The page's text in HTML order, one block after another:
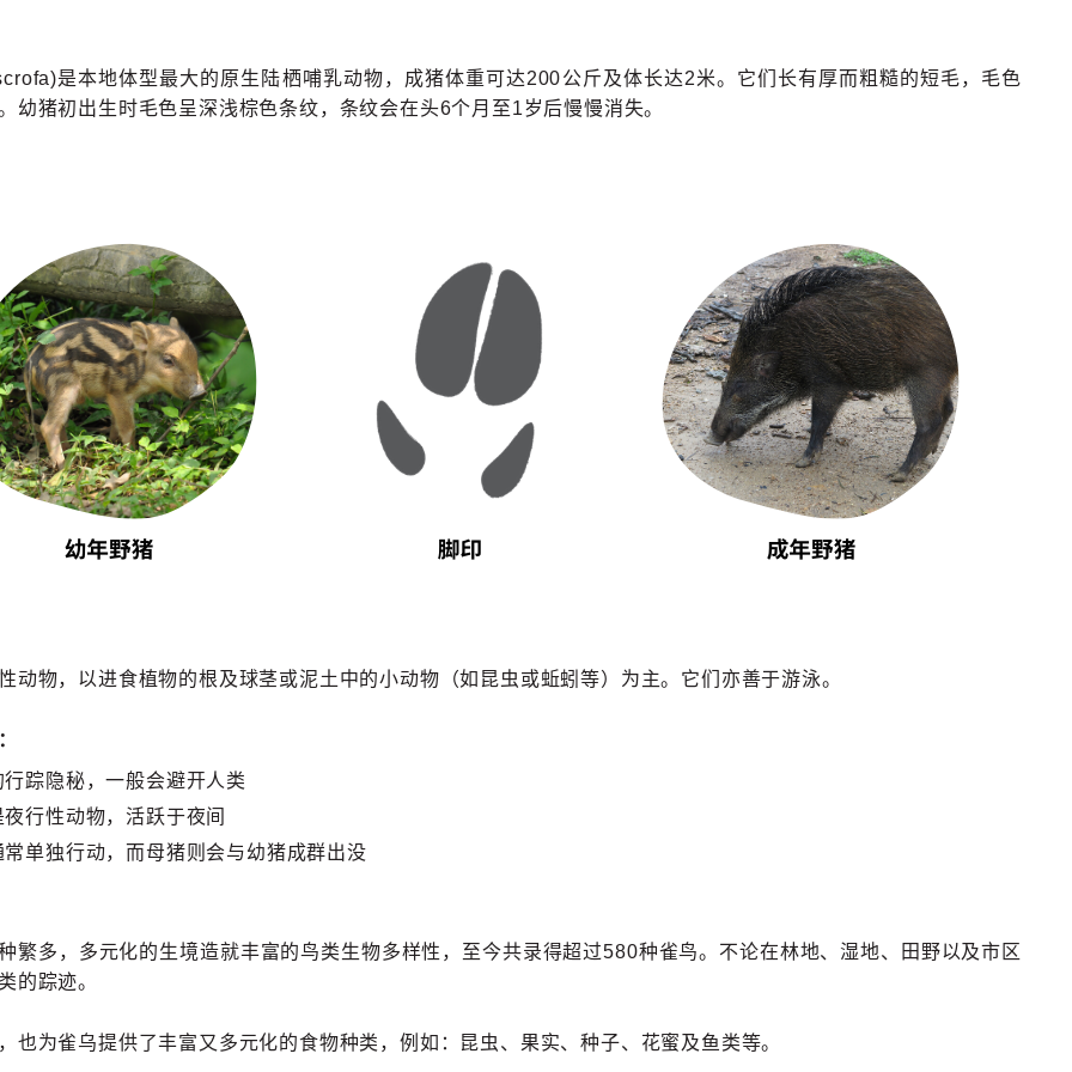
是本地体型最大的原生陆栖哺乳动物，成猪体重可达200​​公斤及体长达2米。它们长有厚而粗糙的短毛，毛色
幼猪初出生时毛色呈深浅棕色条纹，条纹会在头6个月至1岁后慢慢消失。
动物，以进食植物的根及球茎或泥土中的小动物（如昆虫或蚯蚓等）为主。它们亦善于游泳。
行踪隐秘，一般会避开人类
行性动物，活跃于夜间
常单独行动，而母猪则会与幼猪成群出没
繁多，多元化的生境造就丰富的鸟类生物多样性，至今共录得超过580种雀鸟。不论在林地、湿地、田野以及市区
的踪迹。
也为雀乌提供了丰富又多元化的食物种类，例如：昆虫、果实、种子、花蜜及鱼类等。